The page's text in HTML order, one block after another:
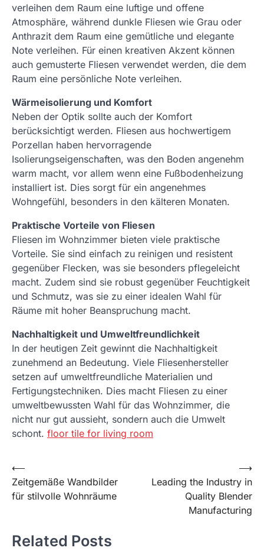
verleihen dem Raum eine luftige und offene
Atmosphäre, während dunkle Fliesen wie Grau oder
Anthrazit dem Raum eine gemütliche und elegante
Note verleihen. Für einen kreativen Akzent können
auch gemusterte Fliesen verwendet werden, die dem
Raum eine persönliche Note verleihen.
Wärmeisolierung und Komfort
Neben der Optik sollte auch der Komfort
berücksichtigt werden. Fliesen aus hochwertigem
Porzellan haben hervorragende
Isolierungseigenschaften, was den Boden angenehm
warm macht, vor allem wenn eine Fußbodenheizung
installiert ist. Dies sorgt für ein angenehmes
Wohngefühl, besonders in den kälteren Monaten.
Praktische Vorteile von Fliesen
Fliesen im Wohnzimmer bieten viele praktische
Vorteile. Sie sind einfach zu reinigen und resistent
gegenüber Flecken, was sie besonders pflegeleicht
macht. Zudem sind sie robust gegenüber Feuchtigkeit
und Schmutz, was sie zu einer idealen Wahl für
Räume mit hoher Beanspruchung macht.
Nachhaltigkeit und Umweltfreundlichkeit
In der heutigen Zeit gewinnt die Nachhaltigkeit
zunehmend an Bedeutung. Viele Fliesenhersteller
setzen auf umweltfreundliche Materialien und
Fertigungstechniken. Dies macht Fliesen zu einer
umweltbewussten Wahl für das Wohnzimmer, die
nicht nur gut aussieht, sondern auch die Umwelt
schont. floor tile for living room
Post
navigation
⟵
Zeitgemäße Wandbilder
für stilvolle Wohnräume
Leading the Industry in
Quality Blender
Manufacturing
⟶
Related Posts